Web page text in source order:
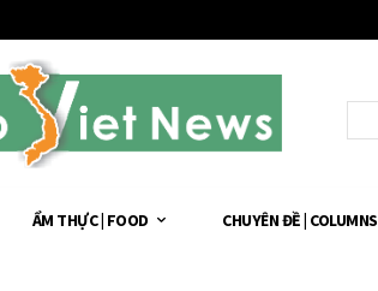
ẨM THỰC | FOOD CHUYÊN ĐỀ | COLUMNS